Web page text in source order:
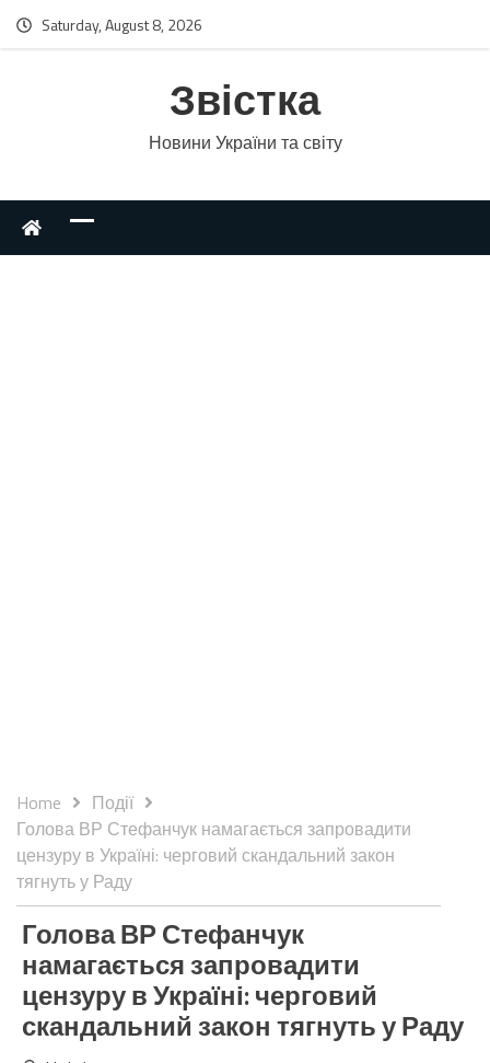
Saturday, August 8, 2026
Звістка
Новини України та світу
Home
Події
Голова ВР Стефанчук намагається запровадити
цензуру в Україні: черговий скандальний закон
тягнуть у Раду
Голова ВР Стефанчук
намагається запровадити
цензуру в Україні: черговий
скандальний закон тягнуть у Раду